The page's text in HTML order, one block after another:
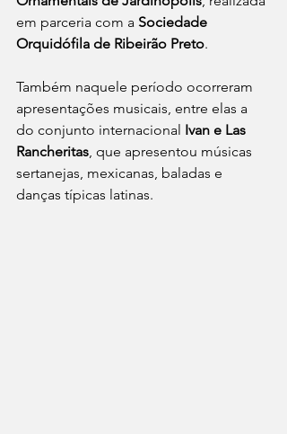
em parceria com a Sociedade
Orquidófila de Ribeirão Preto.
Também naquele período ocorreram
apresentações musicais, entre elas a
do conjunto internacional Ivan e Las
Rancheritas, que apresentou músicas
sertanejas, mexicanas, baladas e
danças típicas latinas.